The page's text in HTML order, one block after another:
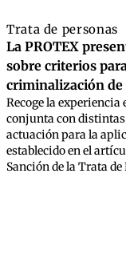
Trata de personas
La PROTEX
sobre criterios
criminalización de
Recoge la experiencia
conjunta con distintas
actuación para la
establecido en el
Sanción de la Trata